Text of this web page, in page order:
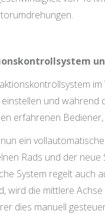
und während
erfahrenen
ein
Rads und der
System regelt auch
wird die mittlere
dies manuell